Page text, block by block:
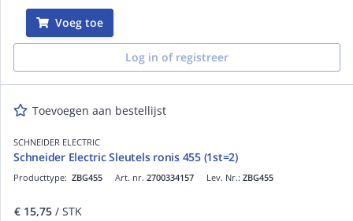
Voeg toe
Log in of registreer
Toevoegen aan bestellijst
SCHNEIDER ELECTRIC
Schneider Electric Sleutels ronis 455 (1st=2)
Art. nr. 2700334157
Producttype: ZBG455 Lev. Nr.: ZBG455
€ 15,75 / STK